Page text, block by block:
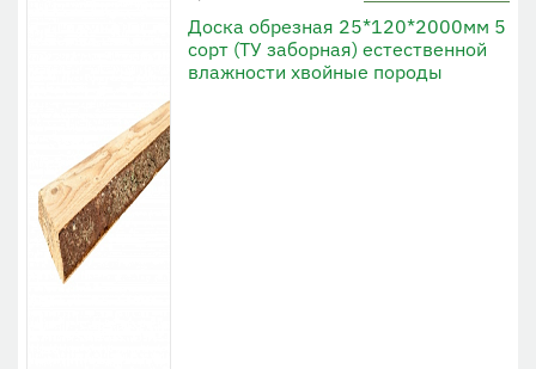
Доска обрезная 25*120*2000мм 5
сорт (ТУ заборная) естественной
влажности хвойные породы